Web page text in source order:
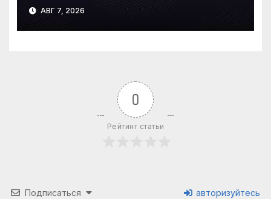
2026 года
АВГ 7, 2026
0
Рейтинг статьи
Подписаться авторизуйтесь